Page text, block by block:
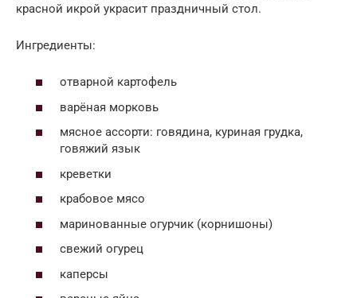
красной икрой украсит праздничный стол.
Ингредиенты:
отварной картофель
варёная морковь
мясное ассорти: говядина, куриная грудка,
говяжий язык
креветки
крабовое мясо
маринованные огурчик (корнишоны)
свежий огурец
каперсы